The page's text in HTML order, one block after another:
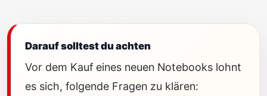
Darauf solltest du achten
Vor dem Kauf eines neuen Notebooks lohnt
es sich, folgende Fragen zu klären: